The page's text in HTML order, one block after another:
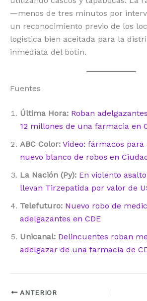
—menos de tres minutos por
un reconocimiento previo de los
logística bien aceitada para la
inmediata del botín.
Fuentes
Última Hora: Roban
12 millones de una farmacia en
ABC Color: Video: fármacos para
nuevo blanco de robos en
La Nación (Py): En violento
llevan Tirzepatida por valor de
Telefuturo: Nuevo robo de
adelgazantes en CDE
Unicanal: Delincuentes roban
adelgazar de una farmacia de
ANTERIOR